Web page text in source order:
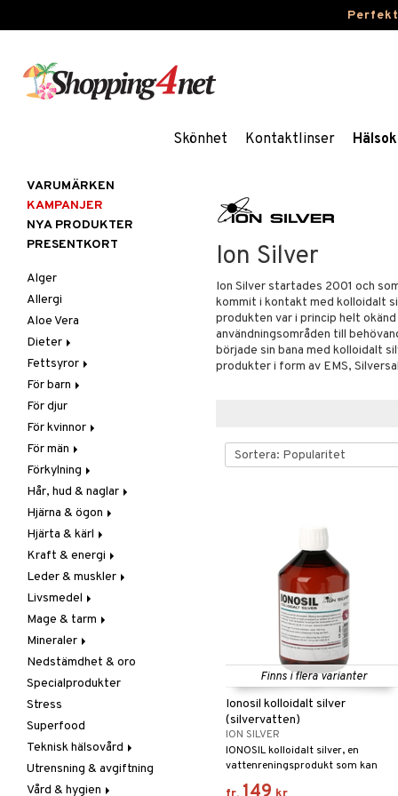
Skönhet Kontaktlinser
Ion Silver
Ion Silver startades 2001 och
kommit i kontakt med kolloidalt
produkten var i princip helt
användningsområden till
började sin bana med kolloidalt
produkter i form av EMS,
Finns i flera varianter
Ionosil kolloidalt silver
(silvervatten)
ION SILVER
IONOSIL kolloidalt silver, en
vattenreningsprodukt som kan
döda bakterier, svampar, virus och
VARUMÄRKEN
KAMPANJER
NYA PRODUKTER
PRESENTKORT
Alger
Allergi
Aloe Vera
Dieter
Glutenintolerans
LCHF
Raw Food
Fettsyror
Marina fettsyror
Veg fettsyror
För barn
Fettsyror
Hudvård
Vitamin & mineral
För djur
För kvinnor
Graviditet & amning
Klimakterie & PMS
Näringstillskott
Övriga
Sex & lust
Skelett
Urinvägar
För män
Näringstillskott
Övriga
Prostata
Sex & lust
Förkylning
C-vitamin
Förebyggande &
lindrande
Hostdämpande
Öron, näsa & hals
Övriga
Virushämmande
Vitlök
Hår, hud & naglar
Hår
Kosttillskott
Sol & pigment
Hjärna & ögon
Fettsyror
Minne
Ögon
Hjärta & kärl
Ginkgo biloba
Kärlstärkande
Kolesterolsänkande
Marina fettsyror
Veg fettsyror
Kraft & energi
Ginseng
Övriga
Prestation
Q-10
Rosenrot
Schizandra
Leder & muskler
Kosttillskott
Utvärtes
Livsmedel
Bars
Choklad
Diverse
Drycker
Förvaring
Frukt, frö & nötter
Groddning
Kokos
Kryddor & buljong
Mage & tarm
Drycker
Fibrer
Matsmältning
Syrareglerande
Tarm
Utrensning
Mineraler
Järn
Kalcium
Krom
Magnesium
Multimineraler
Övriga
Selen
Nedstämdhet & oro
Specialprodukter
Stress
Superfood
Teknisk hälsovård
Ljusterapi
Luftfuktare
Utrensning & avgiftning
Vård & hygien